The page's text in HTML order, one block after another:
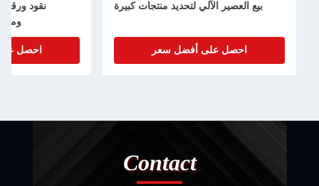
بيع العصير الآلي لتحديد منتجات كبيرة
احصل على أفضل سعر
نقود
احصل
Contact